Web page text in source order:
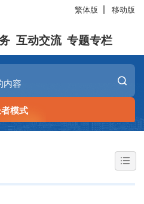
繁体版 移动版
互动交流 专题专栏
模式